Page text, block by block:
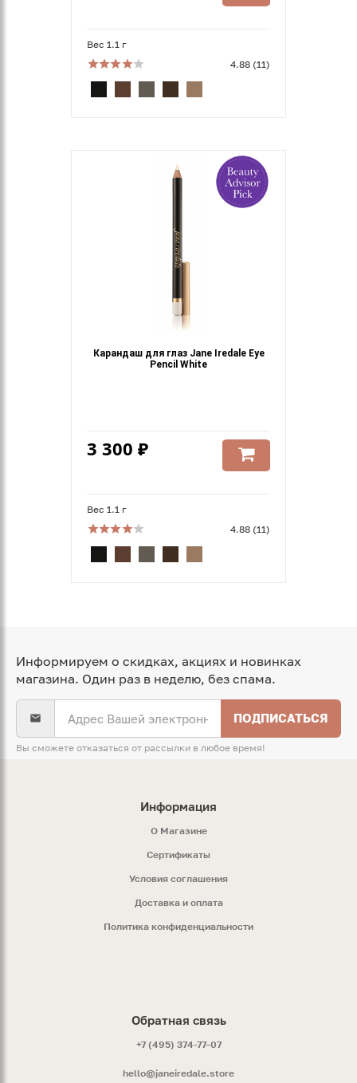
Вес 1.1 г
4.88 (11)
Карандаш для глаз Jane Iredale Eye
Pencil White
3 300 ₽
Вес 1.1 г
4.88 (11)
Информируем о скидках, акциях и новинках
магазина. Один раз в неделю, без спама.
ПОДПИСАТЬСЯ
Вы сможете отказаться от рассылки в любое время!
Информация
O Магазине
Сертификаты
Условия соглашения
Доставка и оплата
Политика конфиденциальности
Обратная связь
+7 (495) 374-77-07
hello@janeiredale.store